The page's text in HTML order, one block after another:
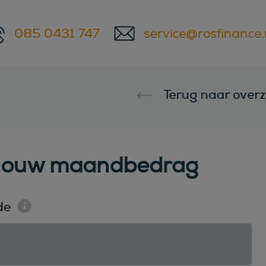
085 0431 747
Terug naar
maandbedrag